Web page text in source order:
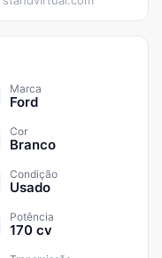
Marca
Ford
Cor
Branco
Condição
Usado
Potência
170 cv